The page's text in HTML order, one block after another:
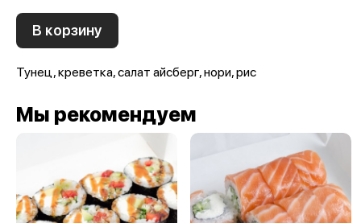
В корзину
Тунец, креветка, салат айсберг, нори, рис
Мы рекомендуем